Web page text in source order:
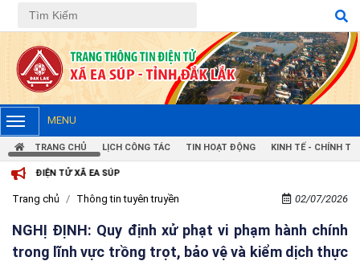
MENU
TRANG CHỦ LỊCH CÔNG TÁC TIN HOẠT ĐỘNG KINH TẾ - CHÍNH TRỊ
TỬ XÃ EA SÚP
Trang chủ Thông tin tuyên truyền 02/07/2026
NGHỊ ĐỊNH: Quy định xử phạt vi phạm hành chính
trong lĩnh vực trồng trọt, bảo vệ và kiểm dịch thực